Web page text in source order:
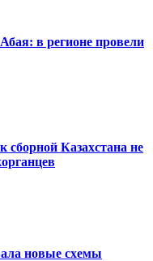
в регионе провели
сборной Казахстана не
новые схемы